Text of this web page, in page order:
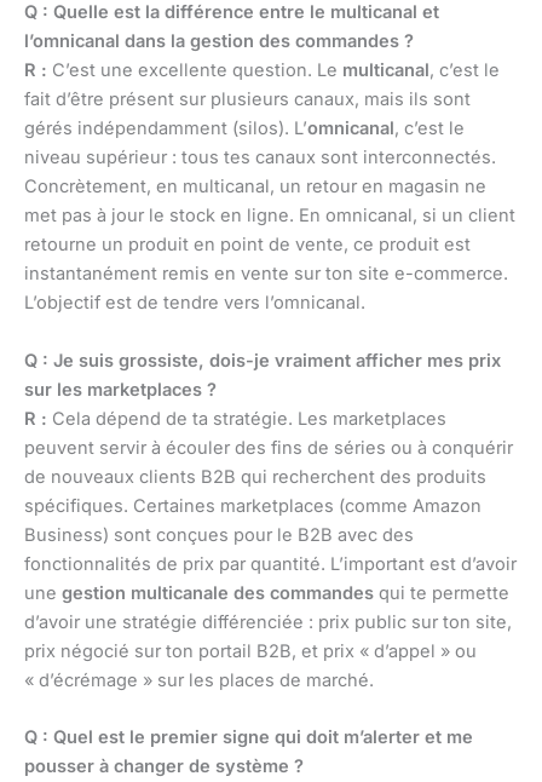
Q : Quelle est la différence entre le multicanal et
l’omnicanal dans la gestion des commandes ?
R : C’est une excellente question. Le multicanal, c’est le
fait d’être présent sur plusieurs canaux, mais ils sont
gérés indépendamment (silos). L’omnicanal, c’est le
niveau supérieur : tous tes canaux sont interconnectés.
Concrètement, en multicanal, un retour en magasin ne
met pas à jour le stock en ligne. En omnicanal, si un client
retourne un produit en point de vente, ce produit est
instantanément remis en vente sur ton site e-commerce.
L’objectif est de tendre vers l’omnicanal.
Q : Je suis grossiste, dois-je vraiment afficher mes prix
sur les marketplaces ?
R : Cela dépend de ta stratégie. Les marketplaces
peuvent servir à écouler des fins de séries ou à conquérir
de nouveaux clients B2B qui recherchent des produits
spécifiques. Certaines marketplaces (comme Amazon
Business) sont conçues pour le B2B avec des
fonctionnalités de prix par quantité. L’important est d’avoir
une gestion multicanale des commandes qui te permette
d’avoir une stratégie différenciée : prix public sur ton site,
prix négocié sur ton portail B2B, et prix « d’appel » ou
« d’écrémage » sur les places de marché.
Q : Quel est le premier signe qui doit m’alerter et me
pousser à changer de système ?